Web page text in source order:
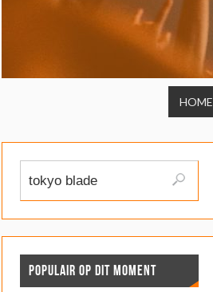
HOME
POPULAIR OP DIT MOMENT